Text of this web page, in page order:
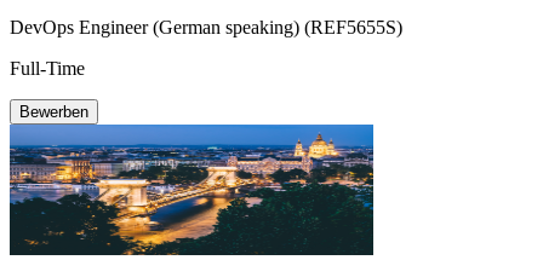
DevOps Engineer (German speaking) (REF5655S)
Full-Time
Bewerben